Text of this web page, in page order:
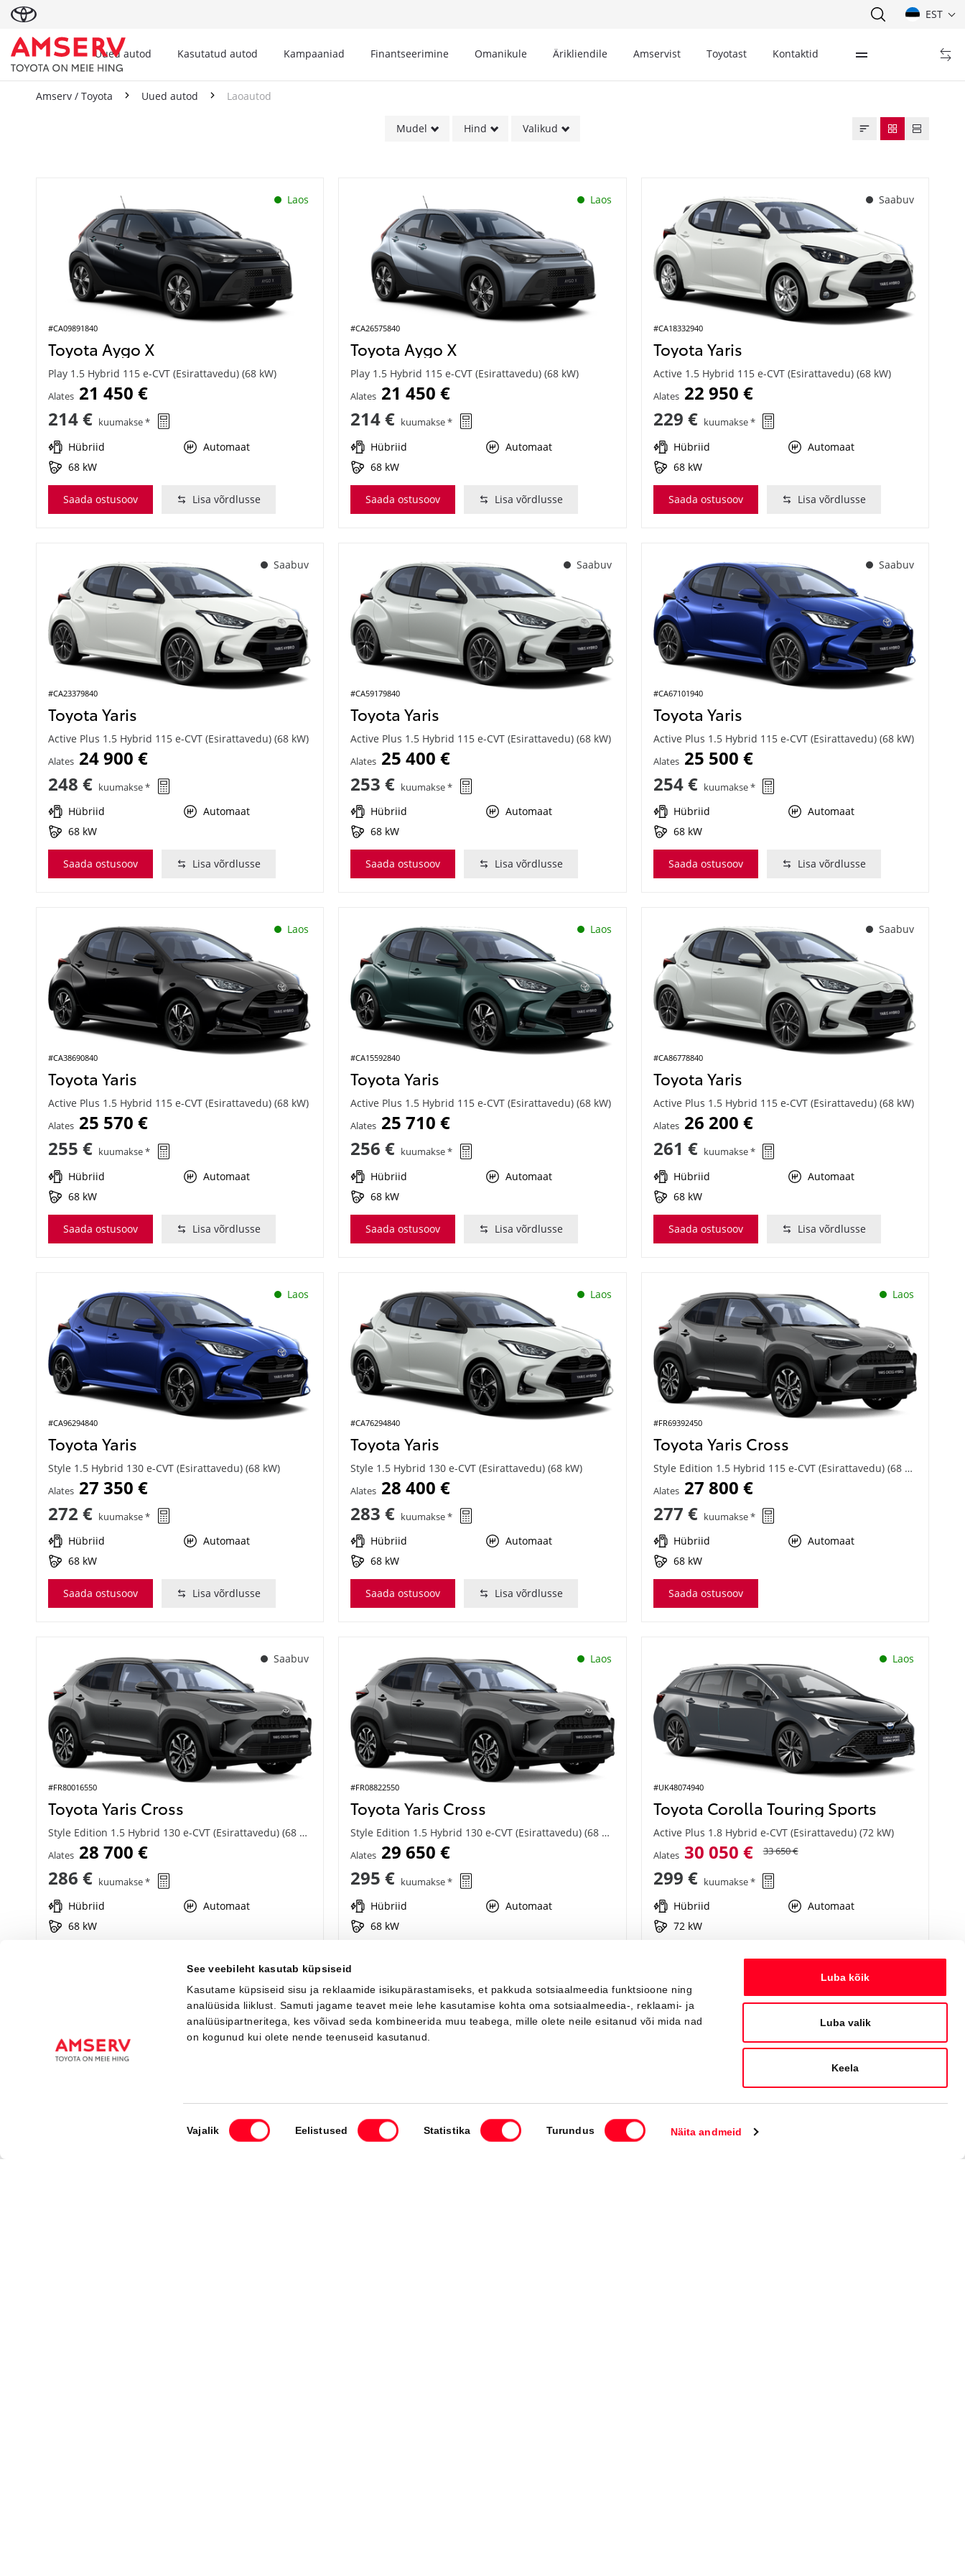
See veebileht kasutab küpsiseid
Kasutame küpsiseid sisu ja reklaamide isikupärastamiseks, et pakkuda sotsiaalmeedia funktsioone ning
analüüsida liiklust. Samuti jagame teavet meie lehe kasutamise kohta oma sotsiaalmeedia-, reklaami- ja
analüüsipartneritega, kes võivad seda kombineerida muu teabega, mille olete neile esitanud või mida nad
on kogunud kui olete nende teenuseid kasutanud.
Nõusoleku
valik
Vajalik Eelistused Statistika Turundus Näita andmeid
Luba kõik
Luba valik
Keela
EST
Uued autod Kasutatud autod Kampaaniad Finantseerimine Omanikule Ärikliendile Amservist Toyotast Kontaktid
Amserv / Toyota Uued autod Laoautod
Mudel Hind Valikud
Laos
#CA09891840
Toyota Aygo X
Play 1.5 Hybrid 115 e-CVT (Esirattavedu) (68 kW)
Alates 21 450 €
214 € kuumakse *
Hübriid
Automaat
68 kW
Saada ostusoov Lisa võrdlusse
Laos
#CA26575840
Toyota Aygo X
Play 1.5 Hybrid 115 e-CVT (Esirattavedu) (68 kW)
Alates 21 450 €
214 € kuumakse *
Hübriid
Automaat
68 kW
Saada ostusoov Lisa võrdlusse
Saabuv
#CA18332940
Toyota Yaris
Active 1.5 Hybrid 115 e-CVT (Esirattavedu) (68 kW)
Alates 22 950 €
229 € kuumakse *
Hübriid
Automaat
68 kW
Saada ostusoov Lisa võrdlusse
Saabuv
#CA23379840
Toyota Yaris
Active Plus 1.5 Hybrid 115 e-CVT (Esirattavedu) (68 kW)
Alates 24 900 €
248 € kuumakse *
Hübriid
Automaat
68 kW
Saada ostusoov Lisa võrdlusse
Saabuv
#CA59179840
Toyota Yaris
Active Plus 1.5 Hybrid 115 e-CVT (Esirattavedu) (68 kW)
Alates 25 400 €
253 € kuumakse *
Hübriid
Automaat
68 kW
Saada ostusoov Lisa võrdlusse
Saabuv
#CA67101940
Toyota Yaris
Active Plus 1.5 Hybrid 115 e-CVT (Esirattavedu) (68 kW)
Alates 25 500 €
254 € kuumakse *
Hübriid
Automaat
68 kW
Saada ostusoov Lisa võrdlusse
Laos
#CA38690840
Toyota Yaris
Active Plus 1.5 Hybrid 115 e-CVT (Esirattavedu) (68 kW)
Alates 25 570 €
255 € kuumakse *
Hübriid
Automaat
68 kW
Saada ostusoov Lisa võrdlusse
Laos
#CA15592840
Toyota Yaris
Active Plus 1.5 Hybrid 115 e-CVT (Esirattavedu) (68 kW)
Alates 25 710 €
256 € kuumakse *
Hübriid
Automaat
68 kW
Saada ostusoov Lisa võrdlusse
Saabuv
#CA86778840
Toyota Yaris
Active Plus 1.5 Hybrid 115 e-CVT (Esirattavedu) (68 kW)
Alates 26 200 €
261 € kuumakse *
Hübriid
Automaat
68 kW
Saada ostusoov Lisa võrdlusse
Laos
#CA96294840
Toyota Yaris
Style 1.5 Hybrid 130 e-CVT (Esirattavedu) (68 kW)
Alates 27 350 €
272 € kuumakse *
Hübriid
Automaat
68 kW
Saada ostusoov Lisa võrdlusse
Laos
#CA76294840
Toyota Yaris
Style 1.5 Hybrid 130 e-CVT (Esirattavedu) (68 kW)
Alates 28 400 €
283 € kuumakse *
Hübriid
Automaat
68 kW
Saada ostusoov Lisa võrdlusse
Laos
#FR69392450
Toyota Yaris Cross
Style Edition 1.5 Hybrid 115 e-CVT (Esirattavedu) (68 kW)
Alates 27 800 €
277 € kuumakse *
Hübriid
Automaat
68 kW
Saada ostusoov
Saabuv
#FR80016550
Toyota Yaris Cross
Style Edition 1.5 Hybrid 130 e-CVT (Esirattavedu) (68 kW)
Alates 28 700 €
286 € kuumakse *
Hübriid
Automaat
68 kW
Laos
#FR08822550
Toyota Yaris Cross
Style Edition 1.5 Hybrid 130 e-CVT (Esirattavedu) (68 kW)
Alates 29 650 €
295 € kuumakse *
Hübriid
Automaat
68 kW
Laos
#UK48074940
Toyota Corolla Touring Sports
Active Plus 1.8 Hybrid e-CVT (Esirattavedu) (72 kW)
Alates 30 050 € 33 650 €
299 € kuumakse *
Hübriid
Automaat
72 kW
Lisa võrdlusse
Saabuv Saabuv